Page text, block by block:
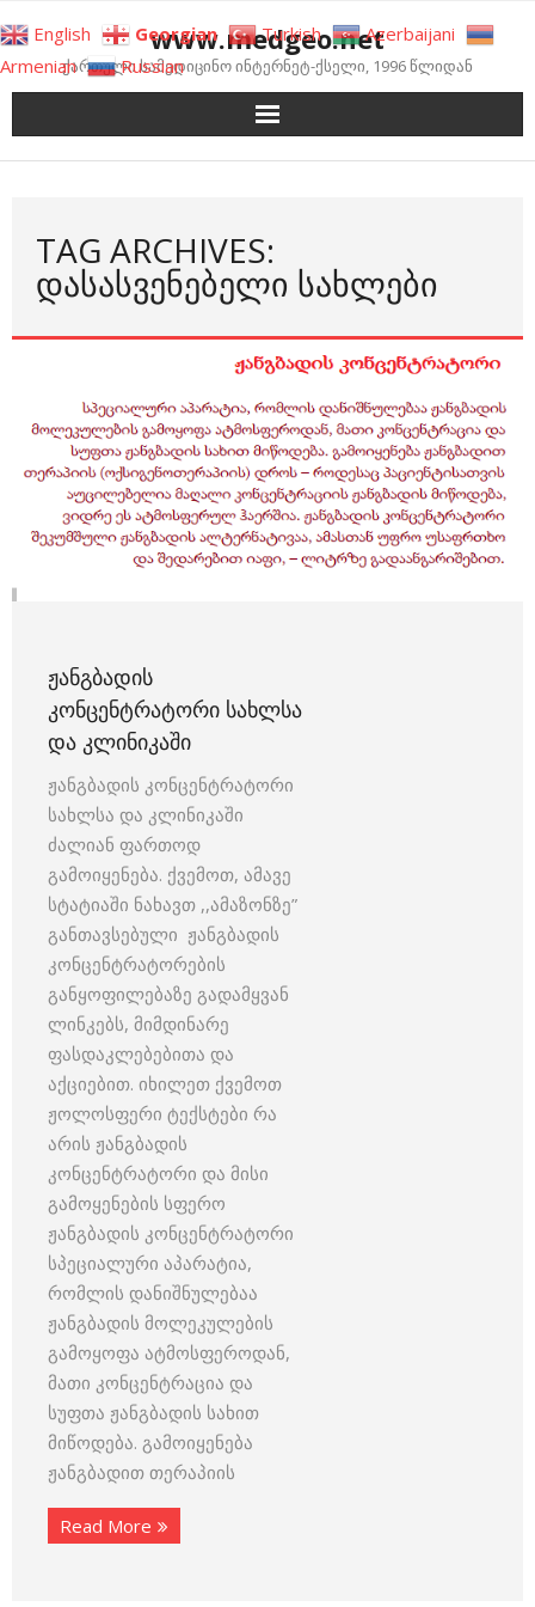
to
content
www.medgeo.net
ქართული სამედიცინო ინტერნეტ-ქსელი, 1996 წლიდან
TAG ARCHIVES:
ᲓᲐᲡᲐᲡᲕᲔᲜᲔᲑᲔᲚᲘ ᲡᲐᲮᲚᲔᲑᲘ
ᲟᲐᲜᲒᲑᲐᲓᲘᲡ
ᲙᲝᲜᲪᲔᲜᲢᲠᲐᲢᲝᲠᲘ ᲡᲐᲮᲚᲡᲐ
ᲓᲐ ᲙᲚᲘᲜᲘᲙᲐᲨᲘ
ჟანგბადის კონცენტრატორი
სახლსა და კლინიკაში
ძალიან ფართოდ
გამოიყენება. ქვემოთ, ამავე
სტატიაში ნახავთ ,,ამაზონზე”
განთავსებული ჟანგბადის
კონცენტრატორების
განყოფილებაზე გადამყვან
ლინკებს, მიმდინარე
ფასდაკლებებითა და
აქციებით. იხილეთ ქვემოთ
ჟოლოსფერი ტექსტები რა
არის ჟანგბადის
კონცენტრატორი და მისი
გამოყენების სფერო
ჟანგბადის კონცენტრატორი
სპეციალური აპარატია,
რომლის დანიშნულებაა
ჟანგბადის მოლეკულების
გამოყოფა ატმოსფეროდან,
მათი კონცენტრაცია და
სუფთა ჟანგბადის სახით
მიწოდება. გამოიყენება
ჟანგბადით თერაპიის
Read More
English Georgian Turkish
Azerbaijani
Armenian
Russian